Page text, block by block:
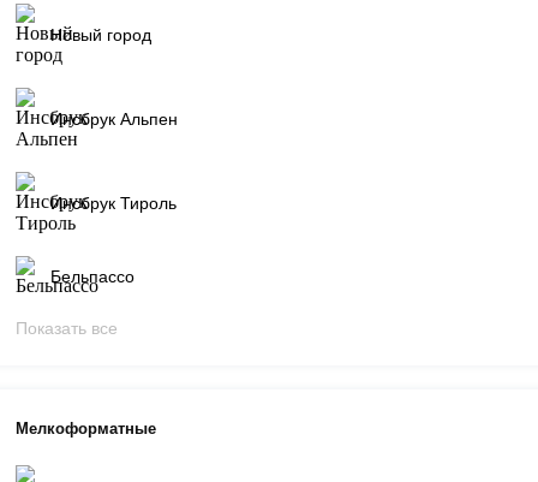
Новый город
Инсбрук Альпен
Инсбрук Тироль
Бельпассо
Показать все
Мелкоформатные